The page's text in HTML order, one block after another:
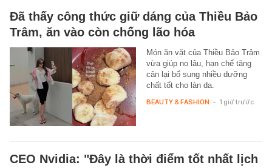
Đã thấy công thức giữ dáng của Thiều Bảo
Trâm, ăn vào còn chống lão hóa
Món ăn vặt của Thiều Bảo Trâm
vừa giúp no lâu, hạn chế tăng
cân lại bổ sung nhiều dưỡng
chất tốt cho làn da.
BEAUTY & FASHION - 1 giờ trước
CEO Nvidia: "Đây là thời điểm tốt nhất lịch